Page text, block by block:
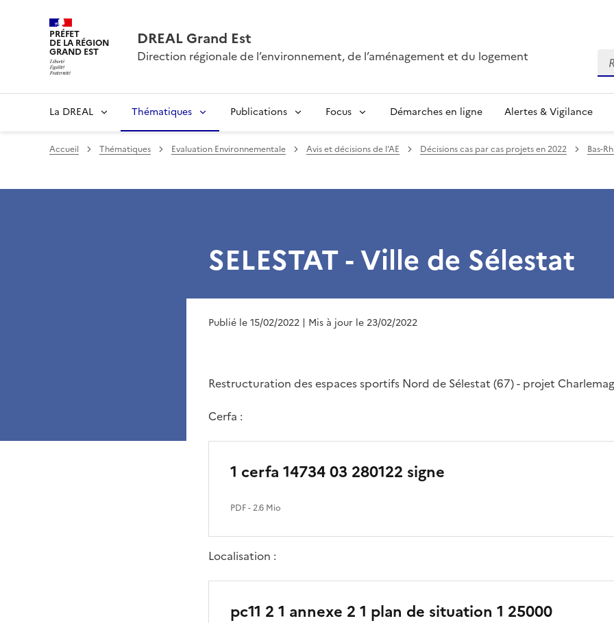
PRÉFET
DE LA RÉGION
GRAND EST
DREAL Grand Est
Direction régionale de l’environnement, de l’aménagement et du logement
La DREAL Thématiques Publications Focus Démarches en ligne Alertes & Vigilance
Accueil Thématiques Evaluation Environnementale Avis et décisions de l’AE Décisions cas par cas projets en 2022 Bas-
SELESTAT - Ville de Sélestat
Publié le 15/02/2022 | Mis à jour le 23/02/2022
Restructuration des espaces sportifs Nord de Sélestat (67) - projet
Cerfa :
1 cerfa 14734 03 280122 signe
PDF- 2.6 Mio
Localisation :
pc11 2 1 annexe 2 1 plan de situation 1 25000